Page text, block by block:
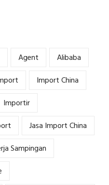
Agent
Alibaba
Import China
Importir
Jasa Import China
Sampingan